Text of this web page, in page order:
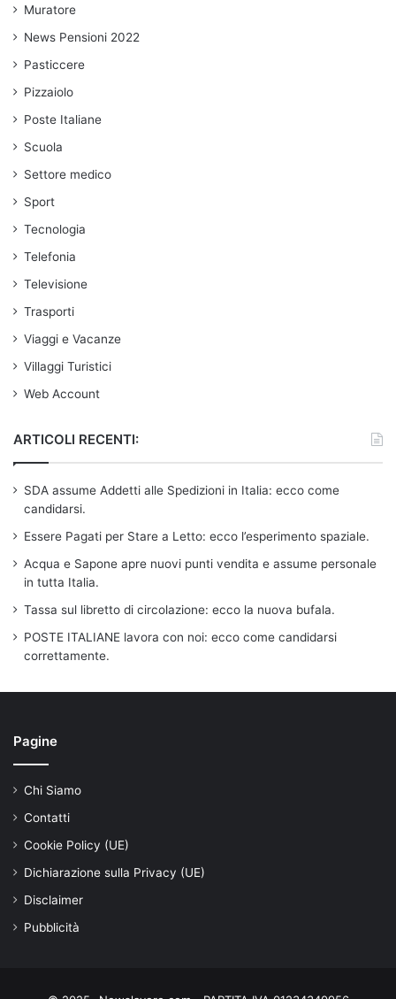
Muratore
News Pensioni 2022
Pasticcere
Pizzaiolo
Poste Italiane
Scuola
Settore medico
Sport
Tecnologia
Telefonia
Televisione
Trasporti
Viaggi e Vacanze
Villaggi Turistici
Web Account
ARTICOLI RECENTI:
SDA assume Addetti alle Spedizioni in Italia: ecco come
candidarsi.
Essere Pagati per Stare a Letto: ecco l’esperimento spaziale.
Acqua e Sapone apre nuovi punti vendita e assume personale
in tutta Italia.
Tassa sul libretto di circolazione: ecco la nuova bufala.
POSTE ITALIANE lavora con noi: ecco come candidarsi
correttamente.
Pagine
Chi Siamo
Contatti
Cookie Policy (UE)
Dichiarazione sulla Privacy (UE)
Disclaimer
Pubblicità